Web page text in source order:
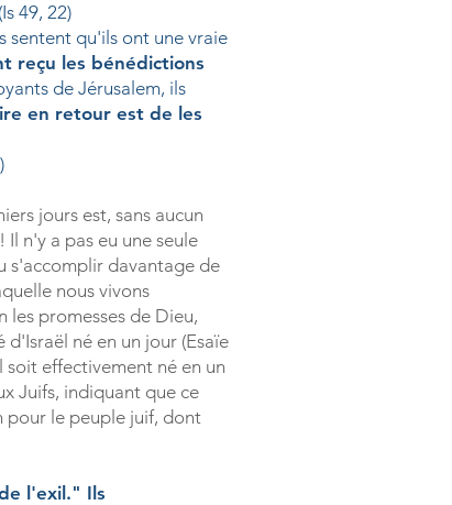
49, 22)
sentent qu'ils ont une vraie
reçu les bénédictions
de Jérusalem, ils
en retour est de les
jours est, sans aucun
n'y a pas eu une seule
s'accomplir davantage de
nous vivons
les promesses de Dieu,
d'Israël né en un jour (Esaïe
soit effectivement né en un
Juifs, indiquant que ce
pour le peuple juif, dont
l'exil." Ils